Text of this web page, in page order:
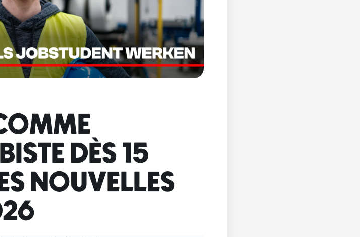
DÈS 15
NOUVELLES